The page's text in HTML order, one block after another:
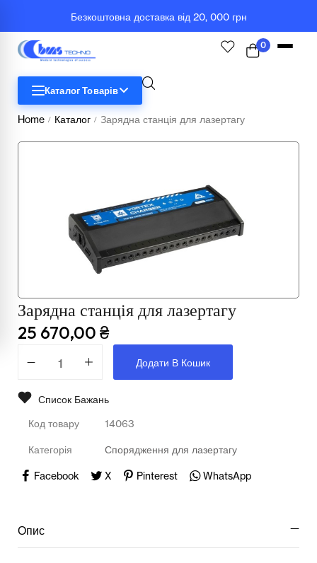
Безкоштовна доставка від 20, 000 грн
0
Каталог Товарів
Географія
Комп'ютерна техніка
Меблі
Мультимедійне обладнання
Телерадіо обладнання
Захист України
Home / Каталог / Зарядна станція для лазертагу
Зарядна станція для лазертагу
25 670,00 ₴
Додати В Кошик
Список Бажань
Код товару 14063
Категорія Спорядження для лазертагу
Facebook X Pinterest WhatsApp
Опис